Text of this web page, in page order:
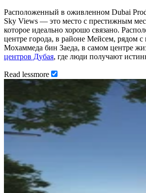
Расположенный в оживленном Dubai
Sky Views — это место с престижным
которое идеально хорошо связано.
центре города, в районе Мейсем, рядом
Мохаммеда бин Заеда, в самом центре
центров Дубая, где люди получают
Read lessmore